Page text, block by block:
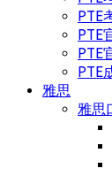
PTE
PTE
PTE
PTE
雅思
雅思